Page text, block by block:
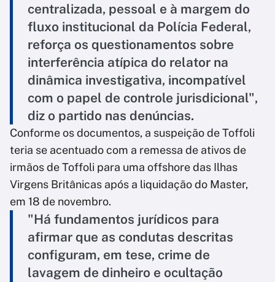
centralizada, pessoal e à margem do
fluxo institucional da Polícia Federal,
reforça os questionamentos sobre
interferência atípica do relator na
dinâmica investigativa, incompatível
com o papel de controle jurisdicional",
diz o partido nas denúncias.
Conforme os documentos, a suspeição de Toffoli
teria se acentuado com a remessa de ativos de
irmãos de Toffoli para uma offshore das Ilhas
Virgens Britânicas após a liquidação do Master,
em 18 de novembro.
"Há fundamentos jurídicos para
afirmar que as condutas descritas
configuram, em tese, crime de
lavagem de dinheiro e ocultação